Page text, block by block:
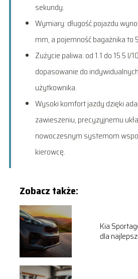
sekundy.
Wymiary: długość pojazdu
mm, a pojemność bagażnika to
Zużycie paliwa: od 1.1 do 15.5 l/
dopasowanie do
użytkownika.
Wysoki komfort jazdy dzięki
zawieszeniu, precyzyjnemu
nowoczesnym systemom
kierowcę.
Zobacz także:
Kia
dla